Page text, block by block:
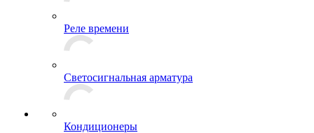
Реле времени
Светосигнальная арматура
Кондиционеры